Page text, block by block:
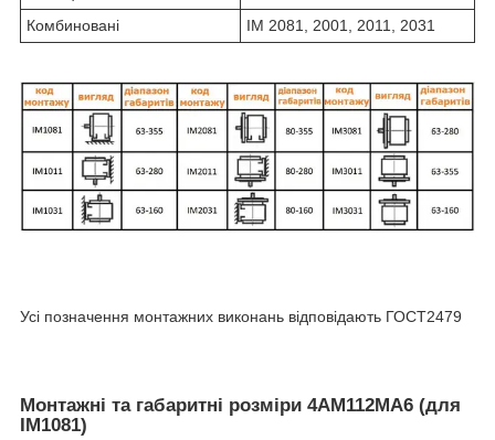
Комбиновані
IM 2081, 2001, 2011, 2031
Усі позначення монтажних виконань відповідають ГОСТ2479
Монтажні та габаритні розміри 4АМ112МА6 (для
IM1081)